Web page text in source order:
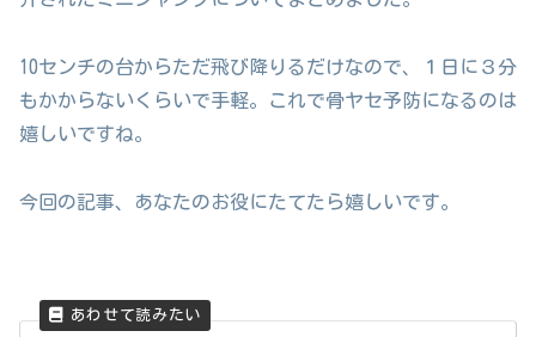
10センチの台からただ飛び降りるだけなので、１日に３分
もかからないくらいで手軽。これで骨ヤセ予防になるのは
嬉しいですね。
今回の記事、あなたのお役にたてたら嬉しいです。